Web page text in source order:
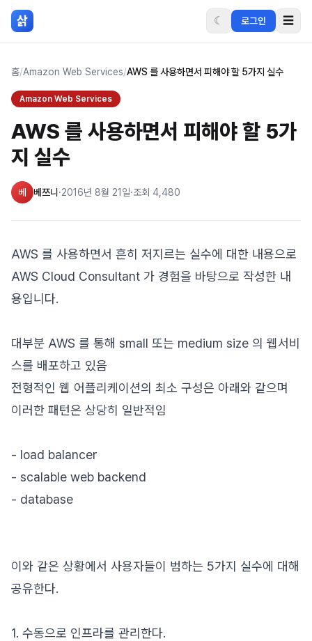
본문 바로가기
삵 ☾ 로그인 ☰
홈/Amazon Web Services/AWS 를 사용하면서 피해야 할 5가지 실수
Amazon Web Services
AWS 를 사용하면서 피해야 할 5가
지 실수
베 베쯔니 ·2016년 8월 21일·조회 4,480
AWS 를 사용하면서 흔히 저지르는 실수에 대한 내용으로
AWS Cloud Consultant 가 경험을 바탕으로 작성한 내
용입니다.
대부분 AWS 를 통해 small 또는 medium size 의 웹서비
스를 배포하고 있음
전형적인 웹 어플리케이션의 최소 구성은 아래와 같으며
이러한 패턴은 상당히 일반적임
- load balancer
- scalable web backend
- database
이와 같은 상황에서 사용자들이 범하는 5가지 실수에 대해
공유한다.
1. 수동으로 인프라를 관리한다.